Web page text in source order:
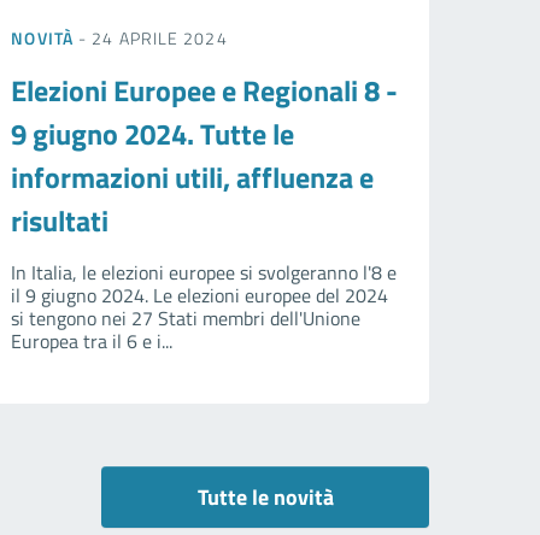
NOVITÀ - 24 APRILE 2024
Elezioni Europee e Regionali 8 -
9 giugno 2024. Tutte le
informazioni utili, affluenza e
risultati
In Italia, le elezioni europee si svolgeranno l'8 e
il 9 giugno 2024. Le elezioni europee del 2024
si tengono nei 27 Stati membri dell'Unione
Europea tra il 6 e i...
Tutte le novità